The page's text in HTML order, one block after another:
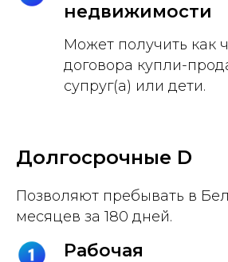
недвижимости
Может получить как
договора купли-
супруг(а) или дети.
Долгосрочные D
Позволяют пребывать в
месяцев за 180 дней.
Рабочая